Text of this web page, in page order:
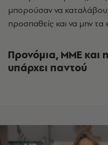
μπορούσαν να καταλάβουν
προσπαθείς και να μην τα
Προνόμια, ΜΜΕ και
υπάρχει παντού